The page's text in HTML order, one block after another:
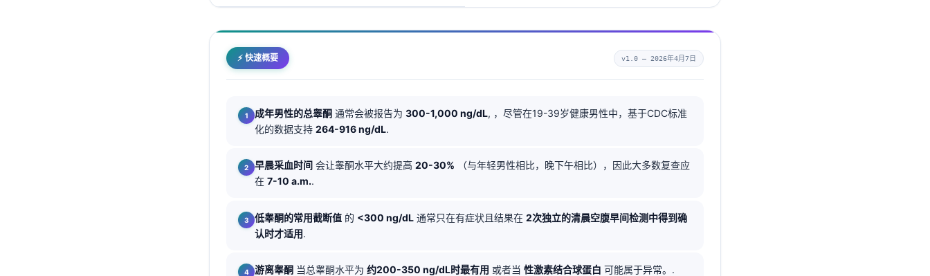
⚡ 快速概要 v1.0 — 2026年4月7日
成年男性的总睾酮 通常会被报告为 300-1,000 ng/dL, ，尽管在19-39岁健康男性中，基于CDC标准
化的数据支持 264-916 ng/dL.
早晨采血时间 会让睾酮水平大约提高 20-30% （与年轻男性相比，晚下午相比），因此大多数复查应
在 7-10 a.m..
低睾酮的常用截断值 的 <300 ng/dL 通常只在有症状且结果在 2次独立的清晨空腹早间检测中得到确
认时才适用.
游离睾酮 当总睾酮水平为 约200-350 ng/dL时最有用 或者当 性激素结合球蛋白 可能属于异常。.